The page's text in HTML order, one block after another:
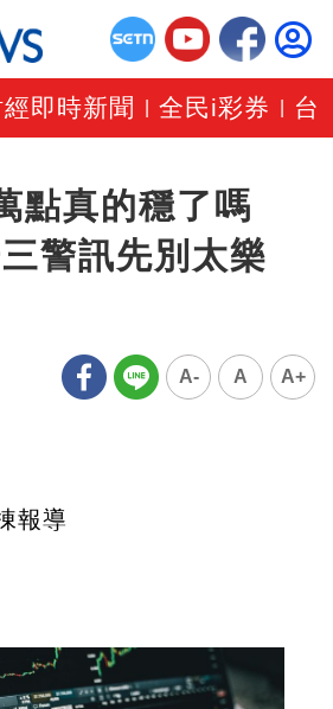
經即時新聞 |全民i彩券 台
點真的穩了嗎
警訊先別太樂
A- A A+
報導